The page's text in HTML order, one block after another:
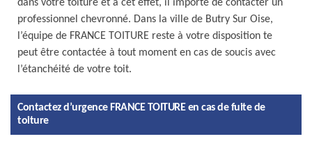
dans votre toiture et à cet effet, il importe de contacter un
professionnel chevronné. Dans la ville de Butry Sur Oise,
l’équipe de FRANCE TOITURE reste à votre disposition te
peut être contactée à tout moment en cas de soucis avec
l’étanchéité de votre toit.
Contactez d’urgence FRANCE TOITURE en cas de fuite de
toiture